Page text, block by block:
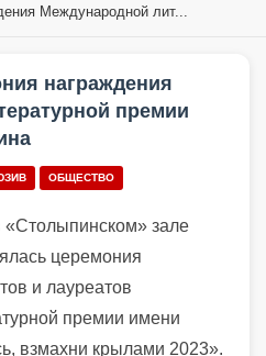
Международной лит...
награждения
премии
ОБЩЕСТВО
«Столыпинском» зале
церемония
и лауреатов
премии имени
взмахни крылами 2023».